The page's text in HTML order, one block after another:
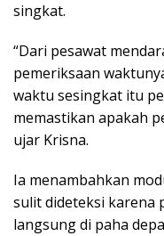
singkat.
“Dari pesawat
pemeriksaan
waktu sesingkat itu
memastikan apakah
ujar Krisna.
Ia menambahkan
sulit dideteksi karena
langsung di paha